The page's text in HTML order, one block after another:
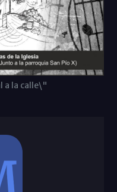
a la calle\"